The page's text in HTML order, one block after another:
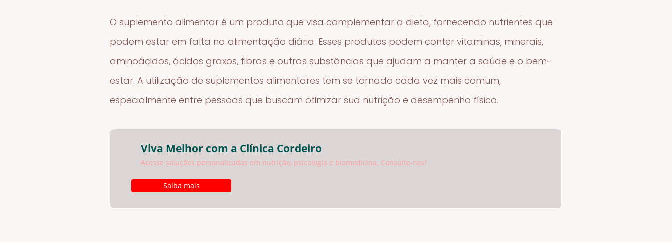
O suplemento alimentar é um produto que visa complementar a dieta, fornecendo nutrientes que
podem estar em falta na alimentação diária. Esses produtos podem conter vitaminas, minerais,
aminoácidos, ácidos graxos, fibras e outras substâncias que ajudam a manter a saúde e o bem-
estar. A utilização de suplementos alimentares tem se tornado cada vez mais comum,
especialmente entre pessoas que buscam otimizar sua nutrição e desempenho físico.
Viva Melhor com a Clínica Cordeiro
Acesse soluções personalizadas em nutrição, psicologia e biomedicina. Consulte-nos!
Saiba mais